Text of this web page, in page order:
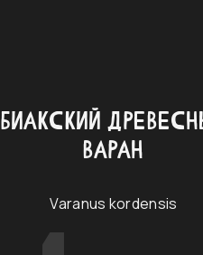
БИАКСКИЙ
ВАРАН
Varanus kordensis